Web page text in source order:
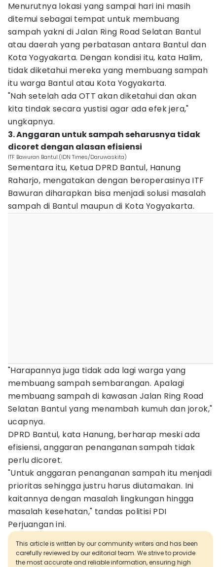
Menurutnya lokasi yang sampai hari ini masih
ditemui sebagai tempat untuk membuang
sampah yakni di Jalan Ring Road Selatan Bantul
atau daerah yang perbatasan antara Bantul dan
Kota Yogyakarta. Dengan kondisi itu, kata Halim,
tidak diketahui mereka yang membuang sampah
itu warga Bantul atau Kota Yogyakarta.
"Nah setelah ada OTT akan diketahui dan akan
kita tindak secara yustisi agar ada efek jera,"
ungkapnya.
3. Anggaran untuk sampah seharusnya tidak
dicoret dengan alasan efisiensi
ITF Bawuran Bantul.(IDN Times/Daruwaskita)
Sementara itu, Ketua DPRD Bantul, Hanung
Raharjo, mengatakan dengan beroperasinya ITF
Bawuran diharapkan bisa menjadi solusi masalah
sampah di Bantul maupun di Kota Yogyakarta.
"Harapannya juga tidak ada lagi warga yang
membuang sampah sembarangan. Apalagi
membuang sampah di kawasan Jalan Ring Road
Selatan Bantul yang menambah kumuh dan jorok,"
ucapnya.
DPRD Bantul, kata Hanung, berharap meski ada
efisiensi, anggaran penanganan sampah tidak
perlu dicoret.
"Untuk anggaran penanganan sampah itu menjadi
prioritas sehingga justru harus diutamakan. Ini
kaitannya dengan masalah lingkungan hingga
masalah kesehatan," tandas politisi PDI
Perjuangan ini.
This article is written by our community writers and has been
carefully reviewed by our editorial team. We strive to provide
the most accurate and reliable information, ensuring high